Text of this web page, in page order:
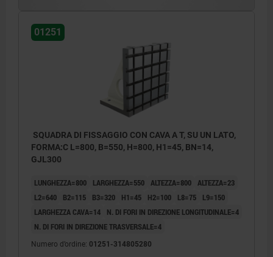
01251
SQUADRA DI FISSAGGIO CON CAVA A T, SU UN LATO,
FORMA:C L=800, B=550, H=800, H1=45, BN=14,
GJL300
LUNGHEZZA=800 LARGHEZZA=550 ALTEZZA=800
ALTEZZA=23
L2=640
B2=115 B3=320 H1=45 H2=100 L8=75
L9=150
LARGHEZZA CAVA=14
N. DI FORI IN DIREZIONE LONGITUDINALE=4
N. DI FORI IN DIREZIONE TRASVERSALE=4
Numero d’ordine: 01251-314805280